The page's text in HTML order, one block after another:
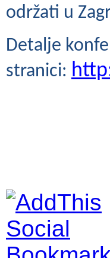
održati u
Detalje
stranici: